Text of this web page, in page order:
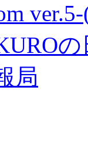
局